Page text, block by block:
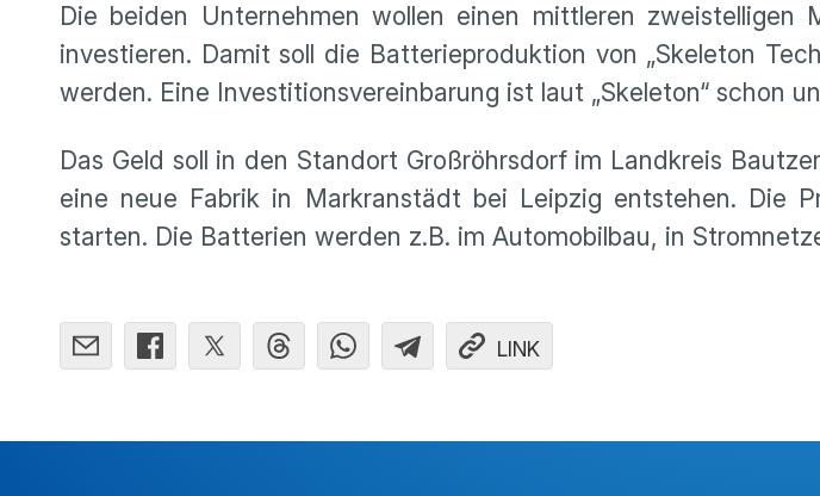
Die beiden Unternehmen wollen einen mittleren zweistelligen
investieren. Damit soll die Batterieproduktion von „Skeleton
werden. Eine Investitionsvereinbarung ist laut „Skeleton“ schon
Das Geld soll in den Standort Großröhrsdorf im Landkreis
eine neue Fabrik in Markranstädt bei Leipzig entstehen. Die
starten. Die Batterien werden z.B. im Automobilbau, in
LINK